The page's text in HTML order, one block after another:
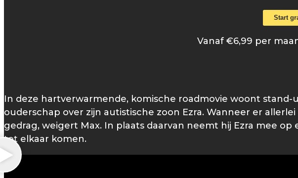
Start
Vanaf €6,99 per
In deze hartverwarmende, komische roadmovie woont
ouderschap over zijn autistische zoon Ezra. Wanneer er
gedrag, weigert Max. In plaats daarvan neemt hij Ezra mee
tot elkaar komen.